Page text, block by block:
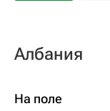
Албания
На поле